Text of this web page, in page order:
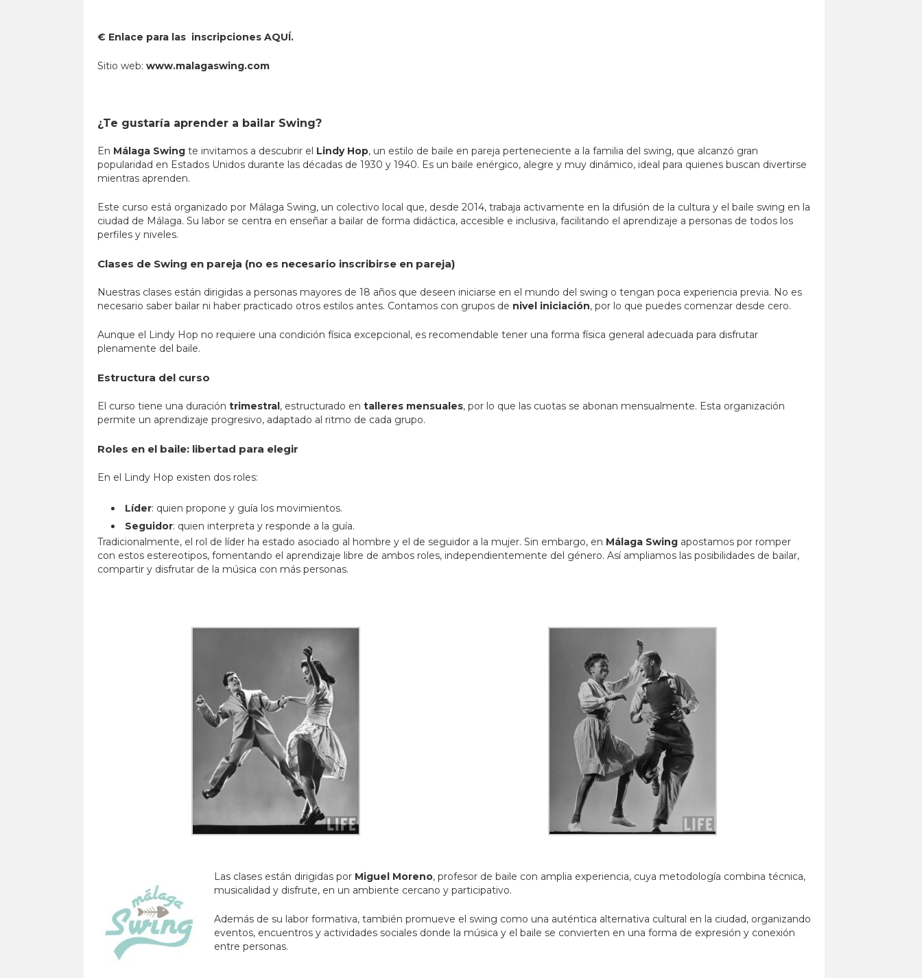
€ Enlace para las inscripciones AQUÍ.
Sitio web: www.malagaswing.com
¿Te gustaría aprender a bailar Swing?
En Málaga Swing te invitamos a descubrir el Lindy Hop, un estilo de baile en pareja perteneciente a la familia del swing, que alcanzó gran
popularidad en Estados Unidos durante las décadas de 1930 y 1940. Es un baile enérgico, alegre y muy dinámico, ideal para quienes buscan divertirse
mientras aprenden.
Este curso está organizado por Málaga Swing, un colectivo local que, desde 2014, trabaja activamente en la difusión de la cultura y el baile swing en la
ciudad de Málaga. Su labor se centra en enseñar a bailar de forma didáctica, accesible e inclusiva, facilitando el aprendizaje a personas de todos los
perfiles y niveles.
Clases de Swing en pareja (no es necesario inscribirse en pareja)
Nuestras clases están dirigidas a personas mayores de 18 años que deseen iniciarse en el mundo del swing o tengan poca experiencia previa. No es
necesario saber bailar ni haber practicado otros estilos antes. Contamos con grupos de nivel iniciación, por lo que puedes comenzar desde cero.
Aunque el Lindy Hop no requiere una condición física excepcional, es recomendable tener una forma física general adecuada para disfrutar
plenamente del baile.
Estructura del curso
El curso tiene una duración trimestral, estructurado en talleres mensuales, por lo que las cuotas se abonan mensualmente. Esta organización
permite un aprendizaje progresivo, adaptado al ritmo de cada grupo.
Roles en el baile: libertad para elegir
En el Lindy Hop existen dos roles:
Líder: quien propone y guía los movimientos.
Seguidor: quien interpreta y responde a la guía.
Tradicionalmente, el rol de líder ha estado asociado al hombre y el de seguidor a la mujer. Sin embargo, en Málaga Swing apostamos por romper
con estos estereotipos, fomentando el aprendizaje libre de ambos roles, independientemente del género. Así ampliamos las posibilidades de bailar,
compartir y disfrutar de la música con más personas.
Las clases están dirigidas por Miguel Moreno, profesor de baile con amplia experiencia, cuya metodología combina técnica,
musicalidad y disfrute, en un ambiente cercano y participativo.
Además de su labor formativa, también promueve el swing como una auténtica alternativa cultural en la ciudad, organizando
eventos, encuentros y actividades sociales donde la música y el baile se convierten en una forma de expresión y conexión
entre personas.